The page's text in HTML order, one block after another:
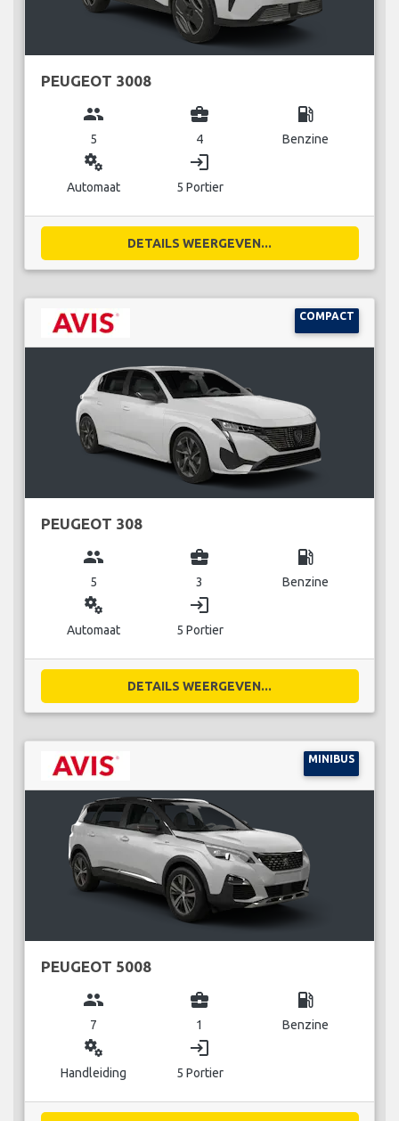
PEUGEOT 3008
group
5
business_center
4
local_gas_station
Benzine
miscellaneous_services
Automaat
login
5 Portier
DETAILS WEERGEVEN...
COMPACT
PEUGEOT 308
group
5
business_center
3
local_gas_station
Benzine
miscellaneous_services
Automaat
login
5 Portier
DETAILS WEERGEVEN...
MINIBUS
PEUGEOT 5008
group
7
business_center
1
local_gas_station
Benzine
miscellaneous_services
Handleiding
login
5 Portier